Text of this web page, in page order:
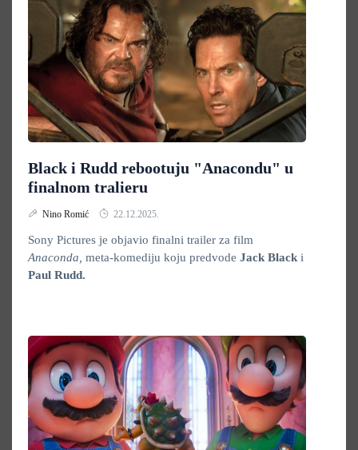
Black i Rudd rebootuju "Anacondu" u
finalnom tralieru
Nino Romić 22.12.2025.
Sony Pictures je objavio finalni trailer za film
Anaconda, meta-komediju koju predvode Jack Black i
Paul Rudd.